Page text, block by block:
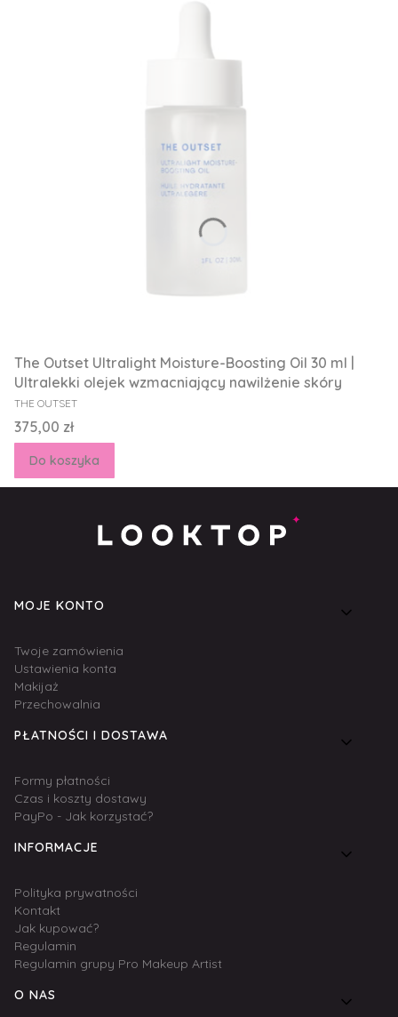
The Outset Ultralight Moisture-Boosting Oil 30 ml |
Ultralekki olejek wzmacniający nawilżenie skóry
PRODUCENT
THE OUTSET
Cena
375,00 zł
Do koszyka
Linki w stopce
MOJE KONTO
Twoje zamówienia
Ustawienia konta
Makijaż
Przechowalnia
PŁATNOŚCI I DOSTAWA
Formy płatności
Czas i koszty dostawy
PayPo - Jak korzystać?
INFORMACJE
Polityka prywatności
Kontakt
Jak kupować?
Regulamin
Regulamin grupy Pro Makeup Artist
O NAS